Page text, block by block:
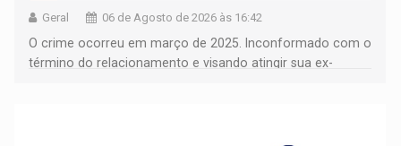
Geral 06 de Agosto de 2026 às 16:42
O crime ocorreu em março de 2025. Inconformado com o
término do relacionamento e visando atingir sua ex-